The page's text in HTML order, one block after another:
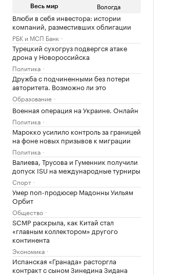
Весь мир Вологда
Влюби в себя инвестора: истории
компаний, разместивших облигации
РБК и МСП Банк
Турецкий сухогруз подвергся атаке
дрона у Новороссийска
Политика
Дружба с подчиненными без потери
авторитета. Возможно ли это
Образование
Военная операция на Украине. Онлайн
Политика
Марокко усилило контроль за границей
на фоне новых призывов к миграции
Политика
Валиева, Трусова и Гуменник получили
допуск ISU на международные турниры
Спорт
Умер поп-продюсер Мадонны Уильям
Орбит
Общество
SCMP раскрыла, как Китай стал
«главным коллектором» другого
континента
Экономика
Испанская «Гранада» расторгла
контракт с сыном Зинедина Зидана